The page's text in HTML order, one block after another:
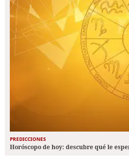
PREDICCIONES
Horóscopo de hoy: descubre qué le